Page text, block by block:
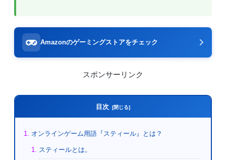
Amazonのゲーミングストアをチェック
スポンサーリンク
目次
オンラインゲーム用語『スティール』とは？
スティールとは。